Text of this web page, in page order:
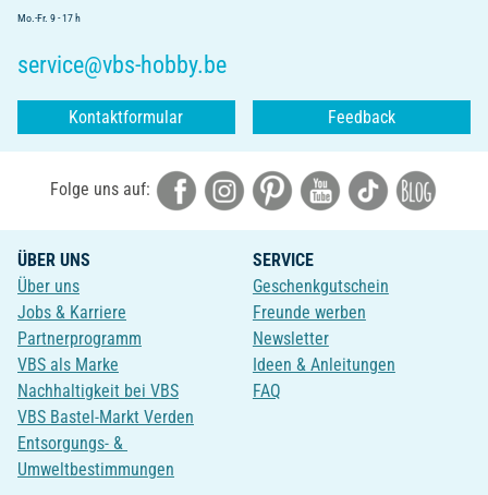
Mo.-Fr. 9 - 17 h
service@vbs-hobby.be
Kontaktformular Feedback
Folge uns auf:
ÜBER UNS
Über uns
Jobs & Karriere
Partnerprogramm
VBS als Marke
Nachhaltigkeit bei VBS
VBS Bastel-Markt Verden
Entsorgungs- &
Umweltbestimmungen
SERVICE
Geschenkgutschein
Freunde werben
Newsletter
Ideen & Anleitungen
FAQ